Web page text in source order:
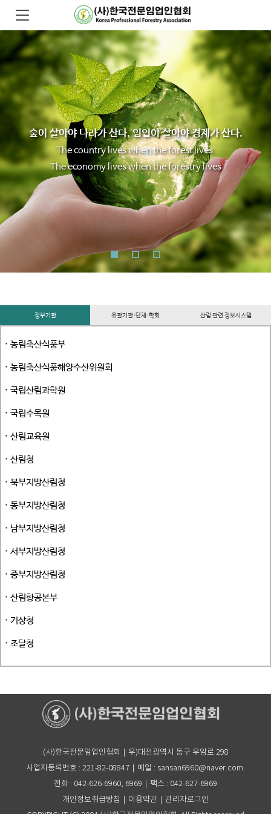
숲이 살아야 나라가 산다. 임업이 살아야 경제가 산다.
The country lives when the forest lives.
The economy lives when the forestry lives
정부기관 유관기관·단체·학회 산림 관련 정보시스템
· 농림축산식품부
· 농림축산식품해양수산위원회
· 국립산림과학원
· 국립수목원
· 산림교육원
· 산림청
· 북부지방산림청
· 동부지방산림청
· 남부지방산림청
· 서부지방산림청
· 중부지방산림청
· 산림항공본부
· 기상청
· 조달청
(사)한국전문임업인협회｜우)대전광역시 동구 우암로 298
사업자등록번호 : 221-82-08847｜메일 : sansan6960@naver.com
전화 : 042-626-6960, 6969｜팩스 : 042-627-6969
개인정보취급방침
이용약관
관리자로그인